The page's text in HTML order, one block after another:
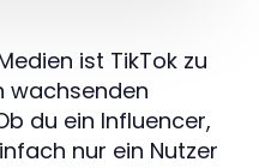
ist TikTok zu
wachsenden
du ein Influencer,
nur ein Nutzer